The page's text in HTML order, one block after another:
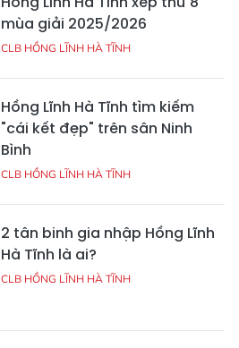
mùa giải 2025/2026
CLB HỒNG LĨNH HÀ TĨNH
Hồng Lĩnh Hà Tĩnh tìm kiếm
"cái kết đẹp" trên sân Ninh
Bình
CLB HỒNG LĨNH HÀ TĨNH
2 tân binh gia nhập Hồng Lĩnh
Hà Tĩnh là ai?
CLB HỒNG LĨNH HÀ TĨNH